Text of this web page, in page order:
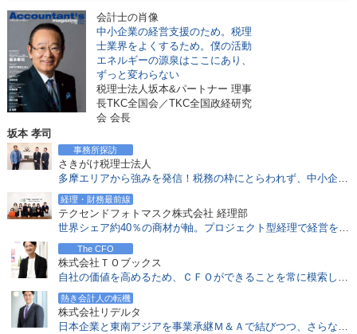
2017.05.15
金融庁 監査法人のガバナンス・コードから見る会計士の役割
2017.04.24
会計士のM&A実務でも必須知識「少数株主権」を知る
2017.04.17
合格者9年ぶり増加 平成28年公認会計士試験と業界の動向
NPV、IRRとは？会計士が重視する投資採択基準
2017.03.13
会計士のアドバイスが「内部留保」の考え方を変える
2017.02.20
公認会計士、税理士の一般企業経理部での優位性、年収面での優遇等について
2017.02.06
地方創生との関係は？中小企業M&Aの課題と可能性を探る
2017.01.30
M&A&Dとは？ 会社再編手法としての事業分離に注目
2017.01.05
インバウンド需要をつかむ 民泊コンサルティング
会計士の肖像
中小企業の経営支援のため。税理
士業界をよくするため。僕の活動
エネルギーの源泉はここにあり、
ずっと変わらない
税理士法人坂本&パートナー 理事
長TKC全国会／TKC全国政経研究
会 会長
坂本 孝司
事務所探訪
さきがけ税理士法人
多摩エリアから強みを発信！税務の枠にとらわれず、中小企業経営者を中心とし、包括支援で成長を支える
経理・財務最前線
テクセンドフォトマスク株式会社 経理部
世界シェア約40％の商材が軸。プロジェクト型経理で経営を機動的に支える精鋭チーム
The CFO
株式会社ＴＯブックス
自社の価値を高めるため、ＣＦＯができることを常に模索し、すべて実行する！
熱き会計人の転機
株式会社リデルタ
日本企業と東南アジアを事業承継Ｍ＆Ａで結びつつ、さらなる〝高み〟を目指す